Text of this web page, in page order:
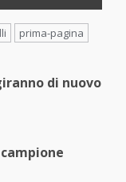
prima-pagina
di nuovo